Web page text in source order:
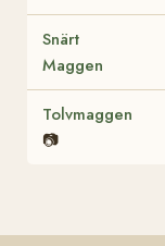
Snärt
Maggen
Tolvmaggen
📷